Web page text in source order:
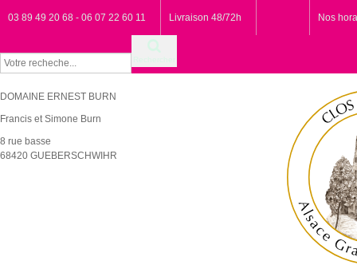
03 89 49 20 68 - 06 07 22 60 11 Livraison 48/72h Nos
Rechercher
DOMAINE ERNEST BURN
Francis et Simone Burn
8 rue basse
68420 GUEBERSCHWIHR